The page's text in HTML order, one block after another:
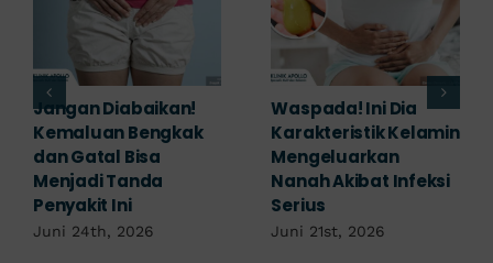
Banyak yang
Mengabaikan,
Padahal Habis
Berhubungan
Kemaluan Gatal Bisa
Jadi Tanda IMS!
Tampak Ringan,
Waspada Ini Gejala
Kutil Kelamin yang
Berbahaya!
Juni 14th, 2026